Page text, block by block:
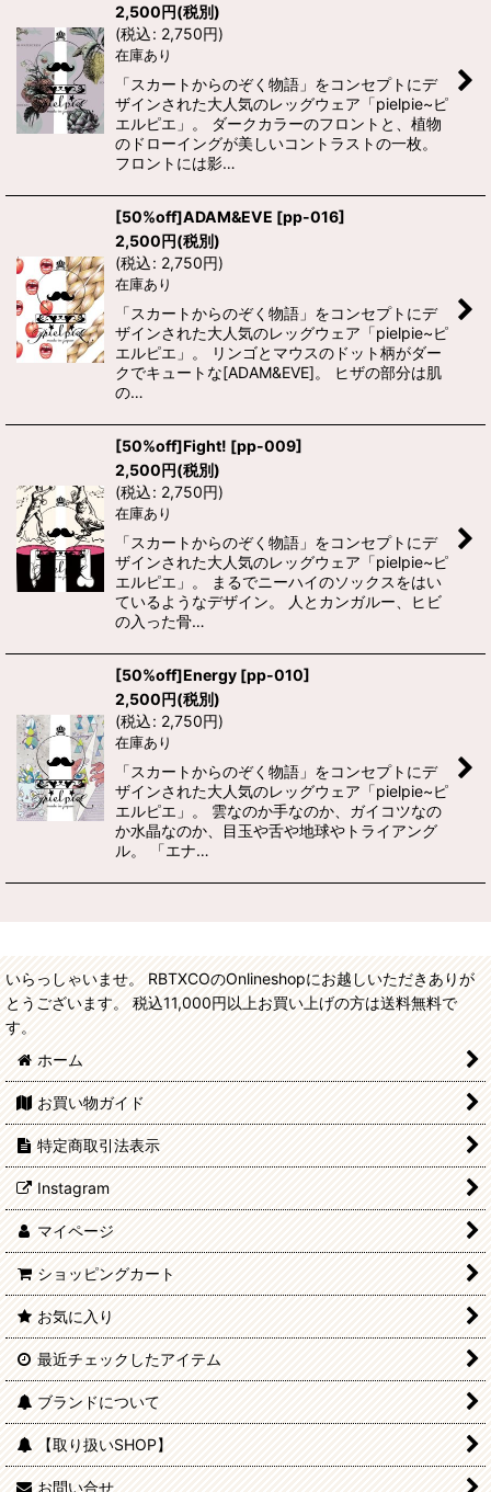
2,500円(税別)
(税込: 2,750円)
在庫あり
「スカートからのぞく物語」をコンセプトにデ
ザインされた大人気のレッグウェア「pielpie~ピ
エルピエ」。 ダークカラーのフロントと、植物
のドローイングが美しいコントラストの一枚。
フロントには影…
[50%off]ADAM&EVE [pp-016]
2,500円(税別)
(税込: 2,750円)
在庫あり
「スカートからのぞく物語」をコンセプトにデ
ザインされた大人気のレッグウェア「pielpie~ピ
エルピエ」。 リンゴとマウスのドット柄がダー
クでキュートな[ADAM&EVE]。 ヒザの部分は肌
の…
[50%off]Fight! [pp-009]
2,500円(税別)
(税込: 2,750円)
在庫あり
「スカートからのぞく物語」をコンセプトにデ
ザインされた大人気のレッグウェア「pielpie~ピ
エルピエ」。 まるでニーハイのソックスをはい
ているようなデザイン。 人とカンガルー、ヒビ
の入った骨…
[50%off]Energy [pp-010]
2,500円(税別)
(税込: 2,750円)
在庫あり
「スカートからのぞく物語」をコンセプトにデ
ザインされた大人気のレッグウェア「pielpie~ピ
エルピエ」。 雲なのか手なのか、ガイコツなの
か水晶なのか、目玉や舌や地球やトライアング
ル。 「エナ…
いらっしゃいませ。 RBTXCOのOnlineshopにお越しいただきありが
とうございます。 税込11,000円以上お買い上げの方は送料無料で
す。
ホーム
お買い物ガイド
特定商取引法表示
Instagram
マイページ
ショッピングカート
お気に入り
最近チェックしたアイテム
ブランドについて
【取り扱いSHOP】
お問い合せ